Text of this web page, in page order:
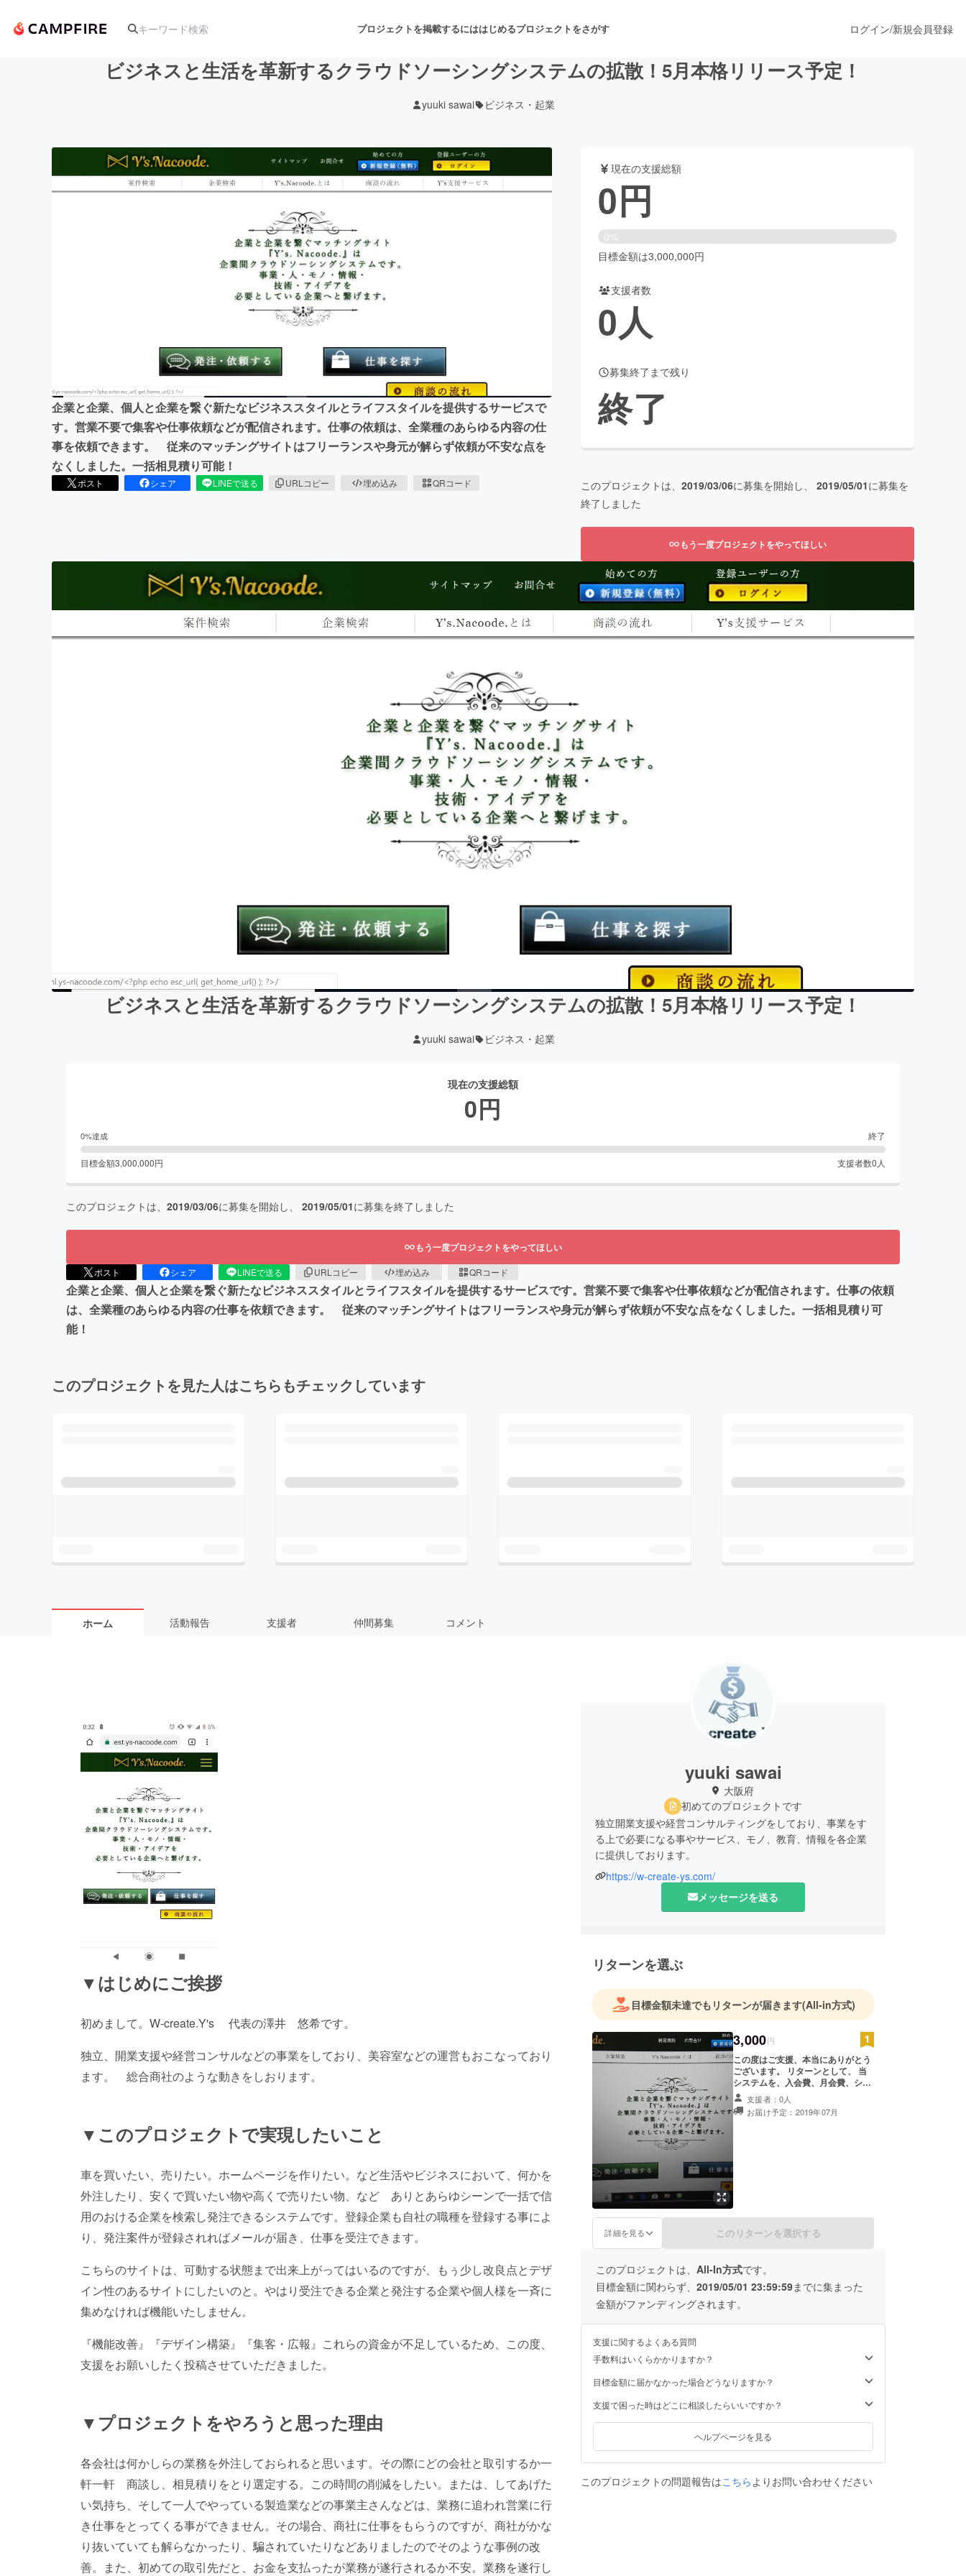
プロジェクトを掲載するにははじめるプロジェクトをさがす
アート・写真 音楽 舞台・パフォーマンス
書籍・雑誌出版
チャレンジ ビューティー・ヘルスケア
CAMPFIRE for Social Good
CAMPFIREふるさと納税machi-yaコミュニティ
ログイン/新規会員登録
ビジネスと生活を革新するクラウドソーシングシステムの拡散！5月本格リリース予定！
yuuki sawai ビジネス・起業
企業と企業、個人と企業を繋ぐ新たなビジネススタイルとライフスタイルを提供するサービスで
す。営業不要で集客や仕事依頼などが配信されます。仕事の依頼は、全業種のあらゆる内容の仕
事を依頼できます。 従来のマッチングサイトはフリーランスや身元が解らず依頼が不安な点を
なくしました。一括相見積り可能！
ポスト シェア LINEで送る URLコピー 埋め込み QRコード
現在の支援総額
0円
0%
目標金額は3,000,000円
支援者数
0人
募集終了まで残り
終了
このプロジェクトは、 2019/03/06に募集を開始し、 2019/05/01に募集を
終了しました
もう一度プロジェクトをやってほしい
ビジネスと生活を革新するクラウドソーシングシステムの拡散！5月本格リリース予定！
yuuki sawai ビジネス・起業
現在の支援総額
0円
0%達成 終了
目標金額3,000,000円 支援者数0 人
このプロジェクトは、 2019/03/06に募集を開始し、 2019/05/01に募集を終了しました
もう一度プロジェクトをやってほしい
ポスト シェア LINEで送る URLコピー 埋め込み QRコード
企業と企業、個人と企業を繋ぐ新たなビジネススタイルとライフスタイルを提供するサービスです。営業不要で集客や仕事依頼などが配信されます。仕事の依頼
は、全業種のあらゆる内容の仕事を依頼できます。 従来のマッチングサイトはフリーランスや身元が解らず依頼が不安な点をなくしました。一括相見積り可
能！
このプロジェクトを見た人はこちらもチェックしています
ホーム 活動報告 支援者 仲間募集 コメント
▼はじめにご挨拶
初めまして。W-create.Y's 代表の澤井 悠希です。
独立、開業支援や経営コンサルなどの事業をしており、美容室などの運営もおこなっており
ます。 総合商社のような動きをしおります。
▼このプロジェクトで実現したいこと
車を買いたい、売りたい。ホームページを作りたい。など生活やビジネスにおいて、何かを
外注したり、安くで買いたい物や高くで売りたい物、など ありとあらゆシーンで一括で信
用のおける企業を検索し発注できるシステムです。登録企業も自社の職種を登録する事によ
り、発注案件が登録されればメールが届き、仕事を受注できます。
こちらのサイトは、可動する状態まで出来上がってはいるのですが、もぅ少し改良点とデザ
イン性のあるサイトにしたいのと。やはり受注できる企業と発注する企業や個人様を一斉に
集めなければ機能いたしません。
『機能改善』『デザイン構築』『集客・広報』これらの資金が不足しているため、この度、
支援をお願いしたく投稿させていただきました。
▼プロジェクトをやろうと思った理由
各会社は何かしらの業務を外注しておられると思います。その際にどの会社と取引するか一
軒一軒 商談し、相見積りをとり選定する。この時間の削減をしたい。または、してあげた
い気持ち、そして一人でやっている製造業などの事業主さんなどは、業務に追われ営業に行
き仕事をとってくる事ができません。その場合、商社に仕事をもらうのですが、商社がかな
り抜いていても解らなかったり、騙されていたりなどありましたのでそのような事例の改
善。また、初めての取引先だと、お金を支払ったが業務が遂行されるか不安。業務を遂行し
yuuki sawai
大阪府
初めてのプロジェクトです
独立開業支援や経営コンサルティングをしており、事業をす
る上で必要になる事やサービス、モノ、教育、情報を各企業
に提供しております。
宜しくお願いします。
https://w-create-ys.com/
メッセージを送る
リターンを選ぶ
目標金額未達でもリターンが届きます(All-in方式)
3,000円
この度はご支援、本当にありがとう
ございます。 リターンとして、 当
システムを、入会費、月会費、シス
テム利用料を０円でご利用いただけ
ます。 （通常はシステム利用料とし
て、決済額の５％ずつをいただいて
支援者：0人
お届け予定：2019年07月
詳細を見る このリターンを選択する
このプロジェクトは、 All-In方式です。
目標金額に関わらず、 2019/05/01 23:59:59までに集まった
金額がファンディングされます。
支援に関するよくある質問
手数料はいくらかかりますか？
目標金額に届かなかった場合どうなりますか？
支援で困った時はどこに相談したらいいですか？
ヘルプページを見る
このプロジェクトの問題報告はこちら よりお問い合わせください